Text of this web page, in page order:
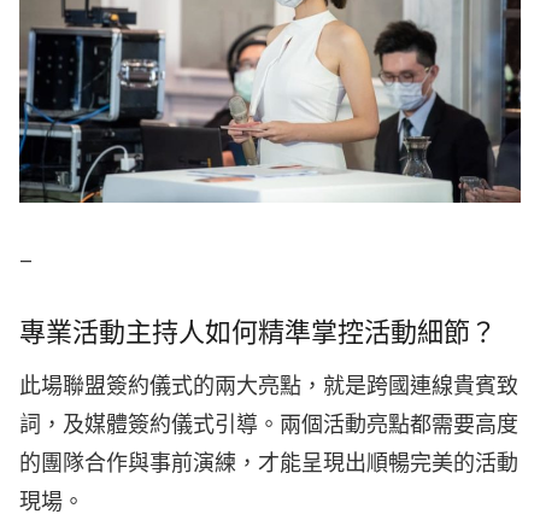
–
專業活動主持人如何精準掌控活動細節？
此場聯盟簽約儀式的兩大亮點，就是跨國連線貴賓致
詞，及媒體簽約儀式引導 。兩個活動亮點都需要高度
的團隊合作與事前演練，才能呈現出順暢完美的活動
現場。